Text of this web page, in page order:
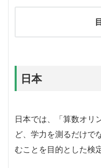
日本
日本では、「算数オリ
ど、学力を測るだけで
むことを目的とした検